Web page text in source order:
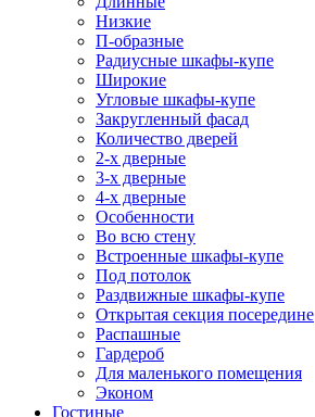
Низкие
П-образные
Радиусные шкафы-купе
Широкие
Угловые шкафы-купе
Закругленный фасад
Количество дверей
2-х дверные
3-х дверные
4-х дверные
Особенности
Во всю стену
Встроенные шкафы-купе
Под потолок
Раздвижные шкафы-купе
Открытая секция посередине
Распашные
Гардероб
Для маленького помещения
Эконом
Гостиные